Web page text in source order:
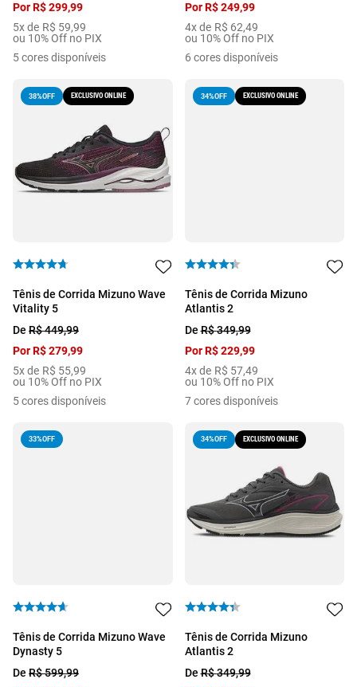
Por R$299,99
5x de R$ 59,99
ou 10% Off no PIX
5cores disponíveis
Por R$ 249,99
4x de R$ 62,49
ou 10% Off no PIX
6 cores disponíveis
38%OFF EXCLUSIVO ONLINE
Tênis de Corrida Mizuno Wave
Vitality 5
De R$449,99
PorR$279,99
5x de R$ 55,99
ou 10% Off no PIX
5cores disponíveis
34%OFF EXCLUSIVO ONLINE
Tênis de Corrida Mizuno
Atlantis 2
DeR$349,99
PorR$ 229,99
4x de R$ 57,49
ou 10% Off no PIX
7 cores disponíveis
33%OFF
Tênis de Corrida Mizuno Wave
Dynasty 5
De R$599,99
34%OFF EXCLUSIVO ONLINE
Tênis de Corrida Mizuno
Atlantis 2
DeR$349,99